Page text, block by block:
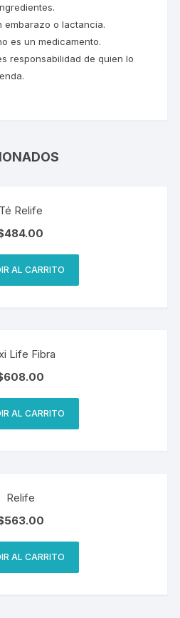
embarazo o lactancia.
es un medicamento.
responsabilidad de quien lo
Té Relife
484.00
AL CARRITO
Life Fibra
608.00
AL CARRITO
Relife
563.00
AL CARRITO